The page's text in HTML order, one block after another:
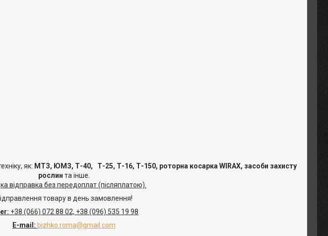
як: МТЗ, ЮМЗ, Т-40, Т-25, Т-16, Т-150, роторна косарка WIRAX, засоби захисту
рослин та інше.
відправка без передоплат (післяплатою).
товару в день замовлення!
+38 (066) 072 88 02, +38 (096) 535 19 98
E-mail : bizhko.roma@gmail.com